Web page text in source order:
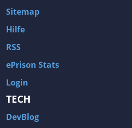
Sitemap
Hilfe
RSS
ePrison Stats
Login
TECH
DevBlog